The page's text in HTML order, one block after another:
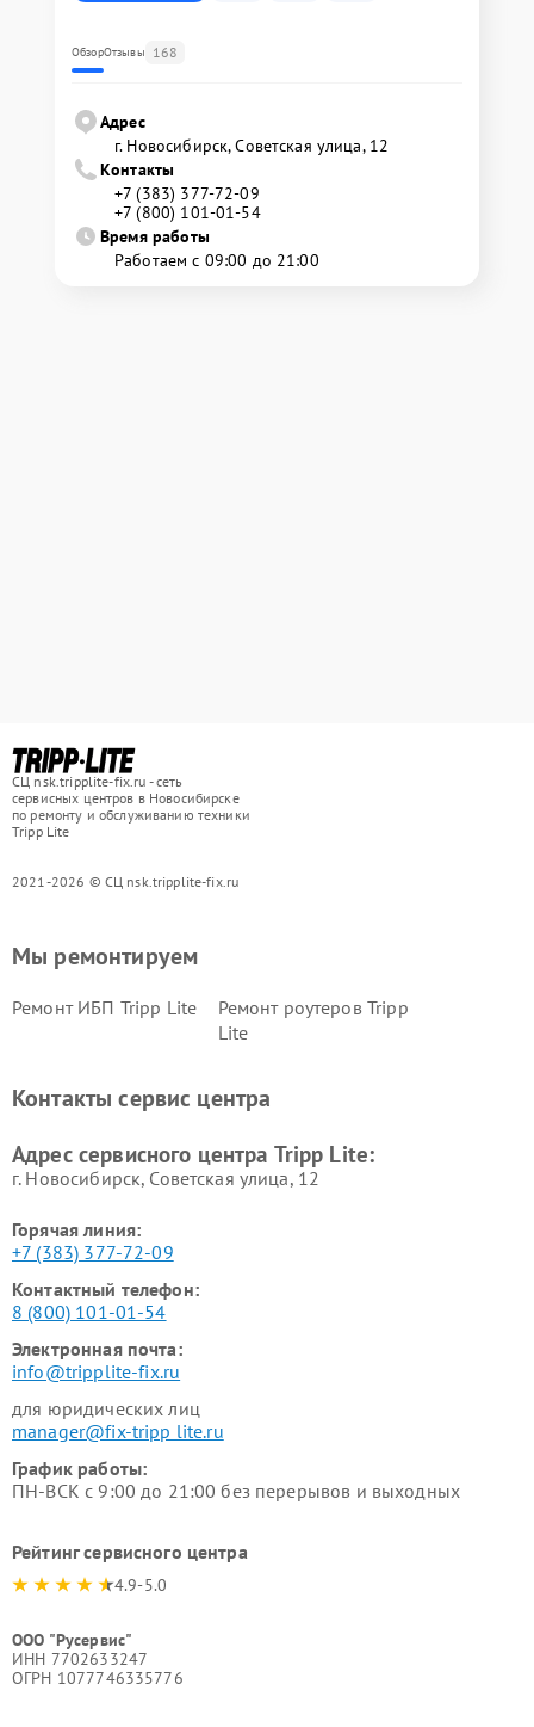
ОбзорОтзывы 168
Адрес
г. Новосибирск, Советская улица, 12
Контакты
+7 (383) 377-72-09
+7 (800) 101-01-54
Время работы
Работаем с 09:00 до 21:00
СЦ nsk.tripplite-fix.ru - сеть
сервисных центров в Новосибирске
по ремонту и обслуживанию техники
Tripp Lite
2021-2026 © СЦ nsk.tripplite-fix.ru
Мы ремонтируем
Ремонт ИБП Tripp Lite
Ремонт роутеров Tripp
Lite
Контакты сервис центра
Адрес сервисного центра Tripp Lite:
г. Новосибирск, Советская улица, 12
Горячая линия:
+7 (383) 377-72-09
Контактный телефон:
8 (800) 101-01-54
Электронная почта:
info@tripplite-fix.ru
для юридических лиц
manager@fix-tripp lite.ru
График работы:
ПН-ВСК с 9:00 до 21:00 без перерывов и выходных
Рейтинг сервисного центра
4.9-5.0
ООО "Русервис"
ИНН 7702633247
ОГРН 1077746335776